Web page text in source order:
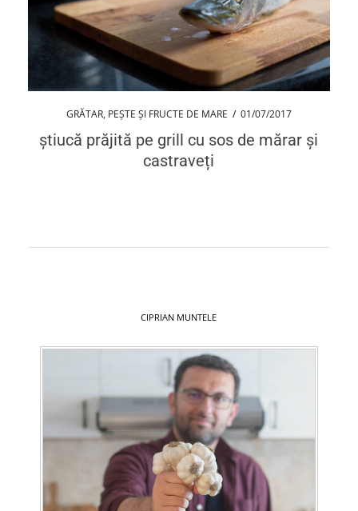
GRĂTAR, PEȘTE ȘI FRUCTE DE MARE / 01/07/2017
știucă prăjită pe grill cu sos de mărar și
castraveți
CIPRIAN MUNTELE